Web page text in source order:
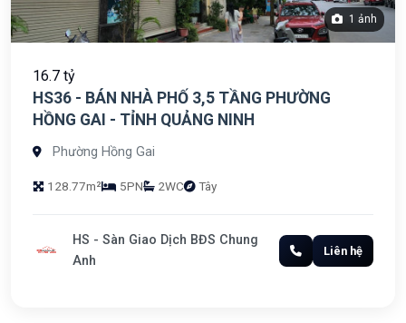
1 ảnh
16.7 tỷ
HS36 - BÁN NHÀ PHỐ 3,5 TẦNG PHƯỜNG
HỒNG GAI - TỈNH QUẢNG NINH
Phường Hồng Gai
128.77m² 5PN 2WC Tây
HS - Sàn Giao Dịch BĐS Chung
Anh
Liên hệ